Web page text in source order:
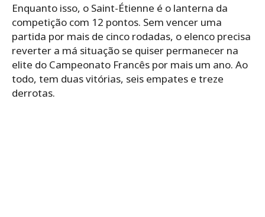
Enquanto isso, o Saint-Étienne é o lanterna da
competição com 12 pontos. Sem vencer uma
partida por mais de cinco rodadas, o elenco precisa
reverter a má situação se quiser permanecer na
elite do Campeonato Francês por mais um ano. Ao
todo, tem duas vitórias, seis empates e treze
derrotas.